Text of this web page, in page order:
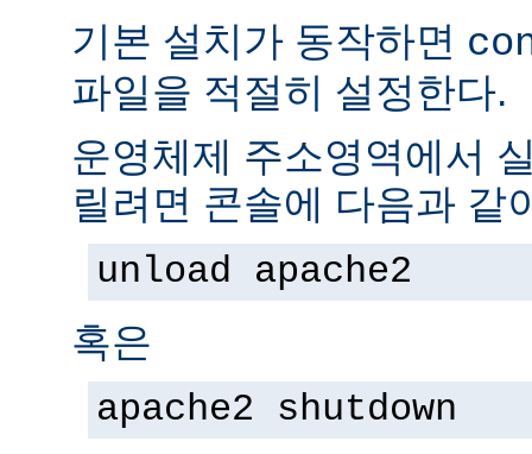
기본 설치가 동작하면
파일을 적절히 설정한다.
운영체제 주소영역에서
릴려면 콘솔에 다음과 같
unload apache2
혹은
apache2 shutdown